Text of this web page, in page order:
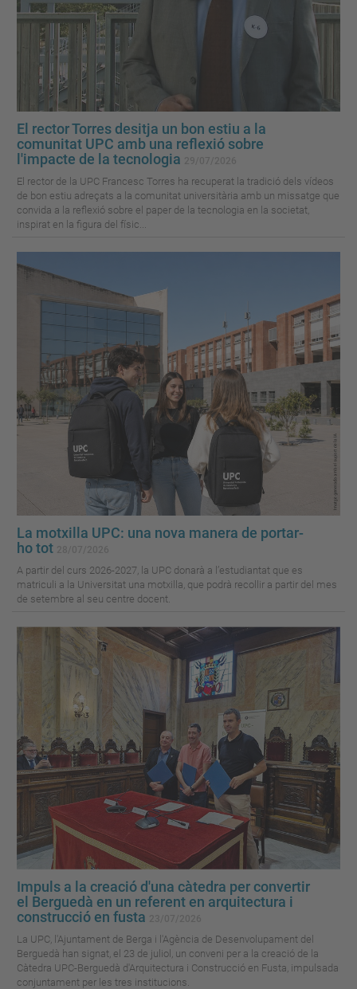
El rector Torres desitja un bon estiu a la
comunitat UPC amb una reflexió sobre
l'impacte de la tecnologia
El rector de la UPC Francesc Torres ha recuperat la tradició dels vídeos
de bon estiu adreçats a la comunitat universitària amb un missatge que
convida a la reflexió sobre el paper de la tecnologia en la societat,
inspirat en la figura del físic...
La motxilla UPC: una nova manera de portar-
ho tot
A partir del curs 2026-2027, la UPC donarà a l’estudiantat que es
matriculi a la Universitat una motxilla, que podrà recollir a partir del mes
de setembre al seu centre docent.
Impuls a la creació d'una càtedra per convertir
el Berguedà en un referent en arquitectura i
construcció en fusta
La UPC, l'Ajuntament de Berga i l'Agència de Desenvolupament del
Berguedà han signat, el 23 de juliol, un conveni per a la creació de la
Càtedra UPC-Berguedà d'Arquitectura i Construcció en Fusta, impulsada
conjuntament per les tres institucions.